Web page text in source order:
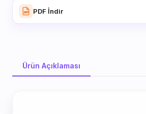
PDF İndir
Ürün Açıklaması